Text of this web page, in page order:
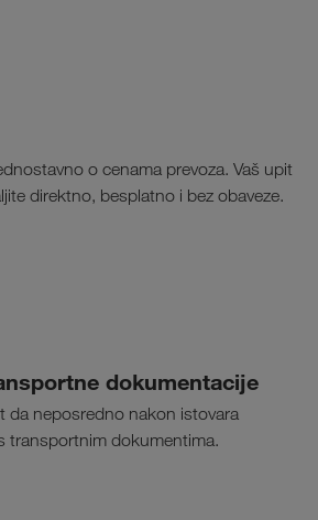
o cenama prevoza. Vaš upit
direktno, besplatno i bez obaveze.
dokumentacije
da neposredno nakon istovara
transportnim dokumentima.